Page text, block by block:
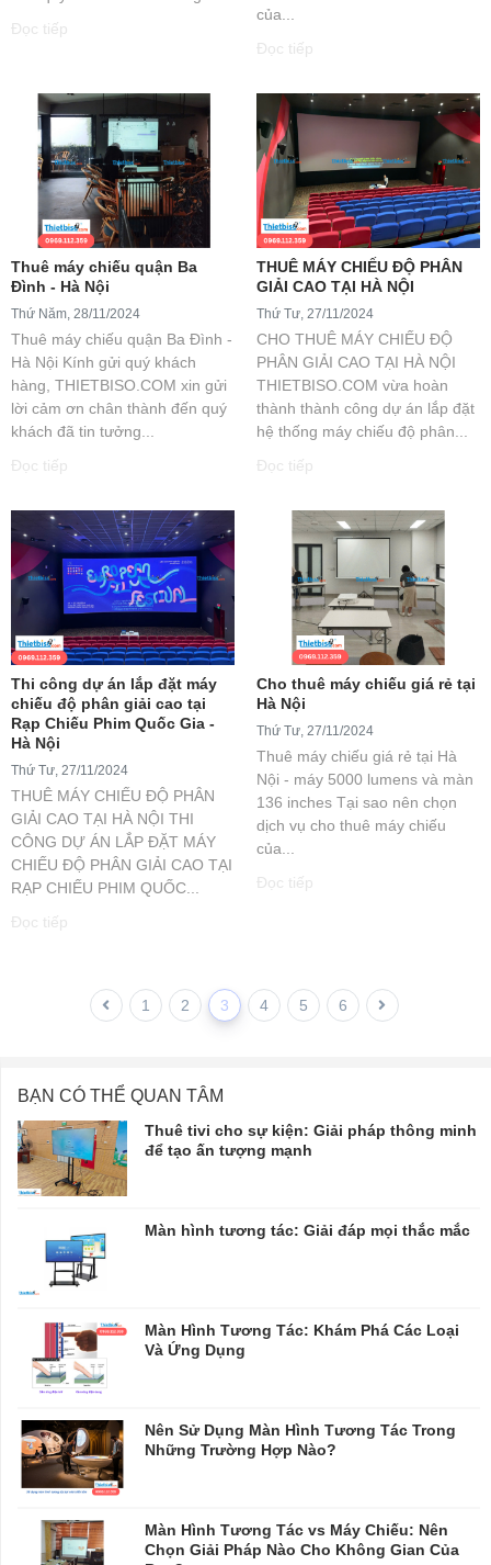
Đọc tiếp
của...
Đọc tiếp
Thuê máy chiếu quận Ba
Đình - Hà Nội
Thứ Năm, 28/11/2024
Thuê máy chiếu quận Ba Đình -
Hà Nội Kính gửi quý khách
hàng, THIETBISO.COM xin gửi
lời cảm ơn chân thành đến quý
khách đã tin tưởng...
Đọc tiếp
THUÊ MÁY CHIẾU ĐỘ PHÂN
GIẢI CAO TẠI HÀ NỘI
Thứ Tư, 27/11/2024
CHO THUÊ MÁY CHIẾU ĐỘ
PHÂN GIẢI CAO TẠI HÀ NỘI
THIETBISO.COM vừa hoàn
thành thành công dự án lắp đặt
hệ thống máy chiếu độ phân...
Đọc tiếp
Thi công dự án lắp đặt máy
chiếu độ phân giải cao tại
Rạp Chiếu Phim Quốc Gia -
Hà Nội
Thứ Tư, 27/11/2024
THUÊ MÁY CHIẾU ĐỘ PHÂN
GIẢI CAO TẠI HÀ NỘI THI
CÔNG DỰ ÁN LẮP ĐẶT MÁY
CHIẾU ĐỘ PHÂN GIẢI CAO TẠI
RẠP CHIẾU PHIM QUỐC...
Đọc tiếp
Cho thuê máy chiếu giá rẻ tại
Hà Nội
Thứ Tư, 27/11/2024
Thuê máy chiếu giá rẻ tại Hà
Nội - máy 5000 lumens và màn
136 inches Tại sao nên chọn
dịch vụ cho thuê máy chiếu
của...
Đọc tiếp
1 2 3 4 5 6
BẠN CÓ THỂ QUAN TÂM
Thuê tivi cho sự kiện: Giải pháp thông minh
để tạo ấn tượng mạnh
Màn hình tương tác: Giải đáp mọi thắc mắc
Màn Hình Tương Tác: Khám Phá Các Loại
Và Ứng Dụng
Nên Sử Dụng Màn Hình Tương Tác Trong
Những Trường Hợp Nào?
Màn Hình Tương Tác vs Máy Chiếu: Nên
Chọn Giải Pháp Nào Cho Không Gian Của